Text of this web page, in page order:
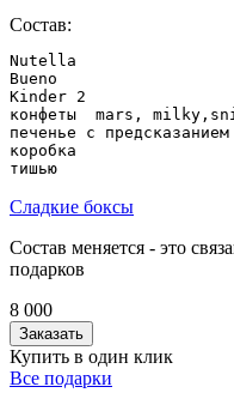
Состав:
Nutella
Bueno
Kinder 2
конфеты  mars,
печенье с предсказанием
коробка
Сладкие боксы
Состав меняется - это
подарков
8 000
Заказать
Купить в один клик
Все подарки